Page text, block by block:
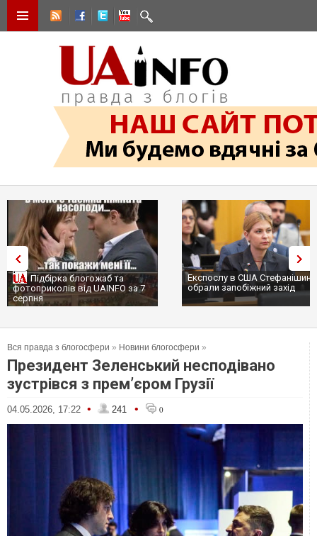
Підбірка блогожаб та
фотоприколів від UAINFO за 7
серпня
Експослу в США
обрали запобіжний захід
Вся правда з блогосфери » Новини блогосфери »
Президент Зеленський несподівано
зустрівся з прем’єром Грузії
04.05.2026, 17:22 • 241 • 0